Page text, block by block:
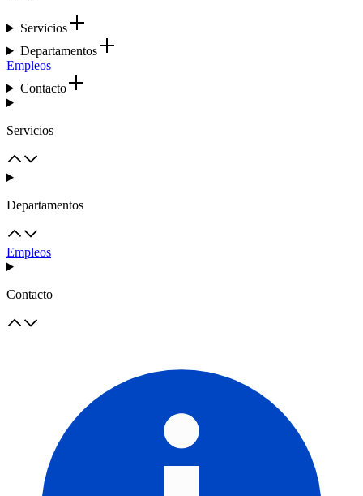
Servicios
Departamentos
Empleos
Contacto
Servicios
Departamentos
Empleos
Contacto